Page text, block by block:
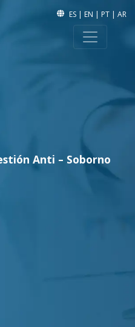
ES | EN | PT | AR
Anti – Soborno